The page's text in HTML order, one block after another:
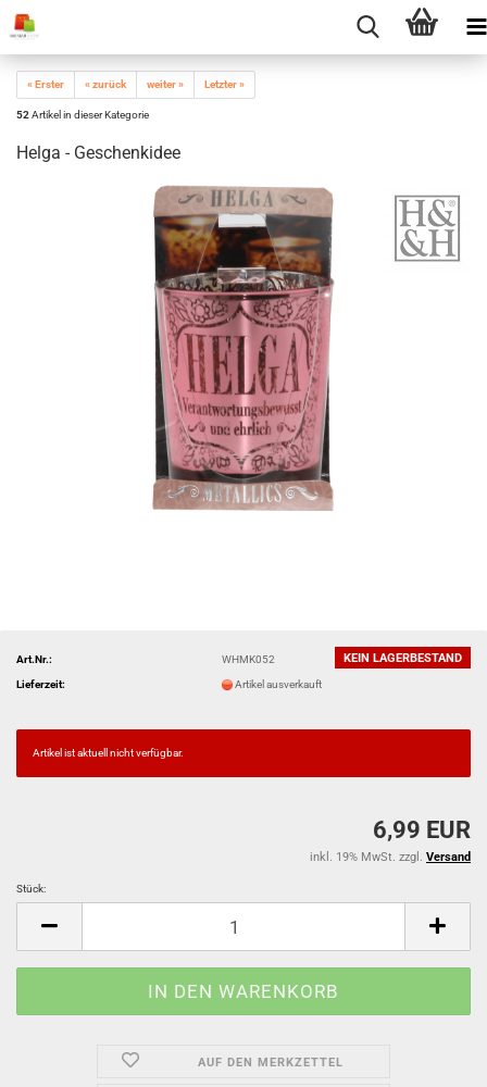
« Erster « zurück weiter » Letzter »
52 Artikel in dieser Kategorie
Helga - Geschenkidee
KEIN LAGERBESTAND
Art.Nr.: WHMK052
Lieferzeit: Artikel ausverkauft
Artikel ist aktuell nicht verfügbar.
6,99 EUR
inkl. 19% MwSt. zzgl. Versand
Stück:
AUF DEN MERKZETTEL